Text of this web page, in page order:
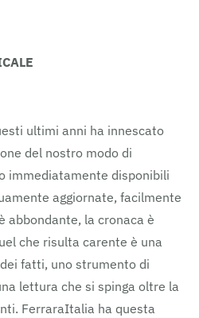
ultimi anni ha innescato
del nostro modo di
immediatamente disponibili
aggiornate, facilmente
abbondante, la cronaca è
che risulta carente è una
fatti, uno strumento di
lettura che si spinga oltre la
FerraraItalia ha questa